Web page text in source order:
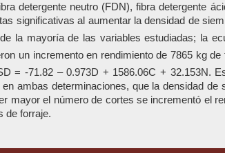
detergente neutro (FDN), fibra detergente
significativas al aumentar la densidad de
la mayoría de las variables estudiadas; la
un incremento en rendimiento de 7865 kg
= -71.82 – 0.973D + 1586.06C + 32.153N.
ambas determinaciones, que la densidad
mayor el número de cortes se incrementó el
de forraje.